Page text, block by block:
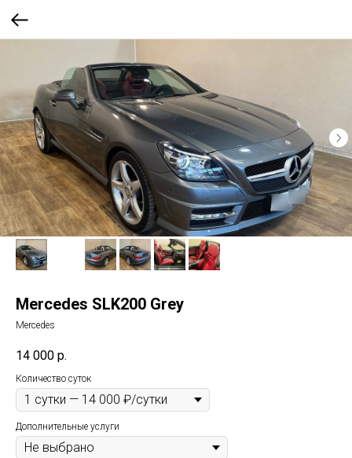
Mercedes SLK200 Grey
Mercedes
14 000 р.
Количество суток
Дополнительные услуги